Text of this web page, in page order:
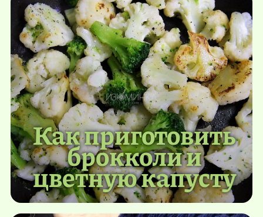
Как приготовить
брокколи и
цветную капусту